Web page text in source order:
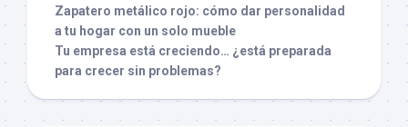
Zapatero metálico rojo: cómo dar personalidad
a tu hogar con un solo mueble
Tu empresa está creciendo… ¿está preparada
para crecer sin problemas?